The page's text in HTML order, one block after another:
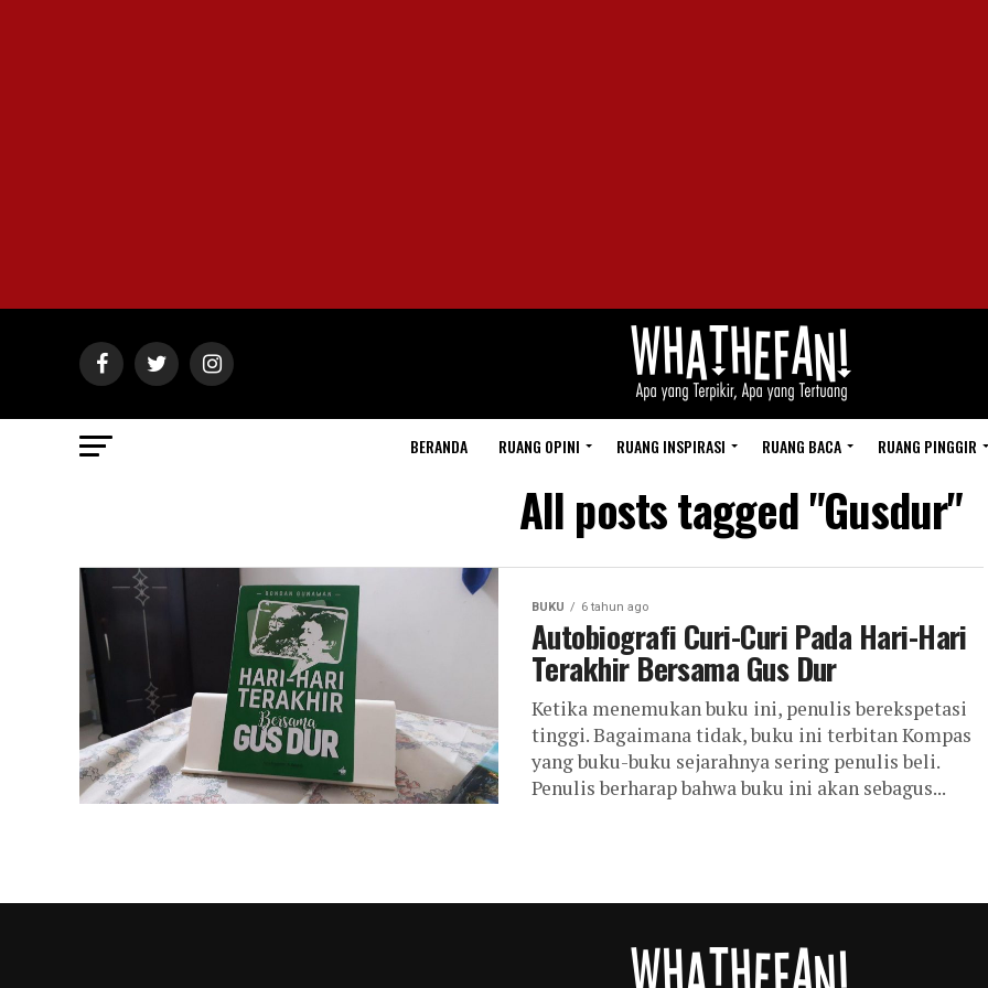
BERANDA RUANG OPINI RUANG INSPIRASI RUANG BACA RUANG PINGGIR
All posts tagged "Gusdur"
BUKU 6 tahun ago
Autobiografi Curi-Curi Pada Hari-Hari
Terakhir Bersama Gus Dur
Ketika menemukan buku ini, penulis berekspetasi
tinggi. Bagaimana tidak, buku ini terbitan Kompas
yang buku-buku sejarahnya sering penulis beli.
Penulis berharap bahwa buku ini akan sebagus...